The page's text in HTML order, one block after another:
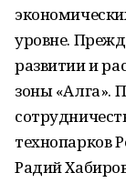
уровне.
развитии и
зоны «Алга».
технопарков
Радий